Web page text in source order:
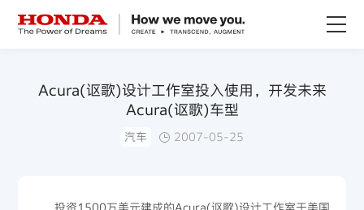
Acura(讴歌)设计工作室投入使用，开发未来
Acura(讴歌)车型
汽车 2007-05-25
投资1500万美元建成的Acura(讴歌)设计工作室于美国